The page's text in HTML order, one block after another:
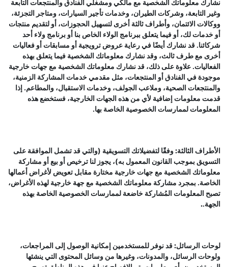
نشارك معلوماتك الشخصية مع مالكي ومشغلي الفنادق والمنتجعات التابعة
وغير التابعة، وشركات الطيران، وخدمات تأجير السيارات، ومتاجر التجزئة،
ووكالات الائتمان، وأطراف ثالثة أخرى لتسهيل الحجوزات، أو لتقديم منتجات
أو خدمات لك، أو فيما يتعلق ببرنامج الولاء الخاص بنا أو برنامج ولاء أحد
شركائنا. قد نشارك أيضًا في رعاية عروض ترويجية أو مسابقات أو فعاليات
أخرى مع طرف ثالث، وقد نشارك معلوماتك الشخصية فيما يتعلق بهذه
الفعاليات. علاوة على ذلك، قد نشارك معلوماتك الشخصية مع جهات خارجية
موجودة في الفنادق أو المنتجعات، مثل مقدمي خدمات المشاركة الزمنية،
والمنتجعات الصحية، وملاعب الجولف، وخدمات الاستقبال، والمطاعم. إذا
قدمت معلومات إضافية لأي من هذه الجهات الخارجية، فستخضع هذه
المعلومات لممارسات الخصوصية الخاصة بها.
الأطراف الثالثة:وفقًا لتفضيلاتك التسويقية (والتي قد تشمل الموافقة على
التسويق بموجب القانون المعمول به)، يجوز لنا ترخيص أو بيع أو مشاركة
معلوماتك الشخصية مع جهات خارجية مختارة مقابل تعويض لأغراض أعمالها
الخاصة. بمجرد مشاركة معلوماتك الشخصية مع جهة خارجية لهذه الأغراض،
تصبح المعلومات المُشاركة خاضعة لممارسات الخصوصية الخاصة بهذه
الجهة..
لوحات الرسائل:قد نوفر للمستخدمين إمكانية الوصول إلى المراجعات،
ولوحات الرسائل، والمدونات، وغيرها من وسائل المحتوى التي ينشئها